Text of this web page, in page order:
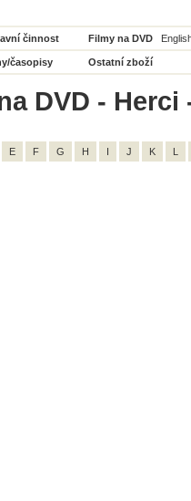
činnost Filmy na DVD
časopisy Ostatní zboží
DVD -
E F G H I J K L